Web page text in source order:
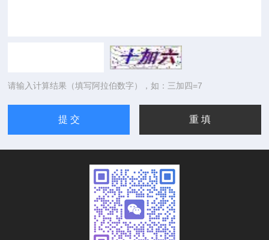
请输入计算结果（填写阿拉伯数字），如：三加四=7